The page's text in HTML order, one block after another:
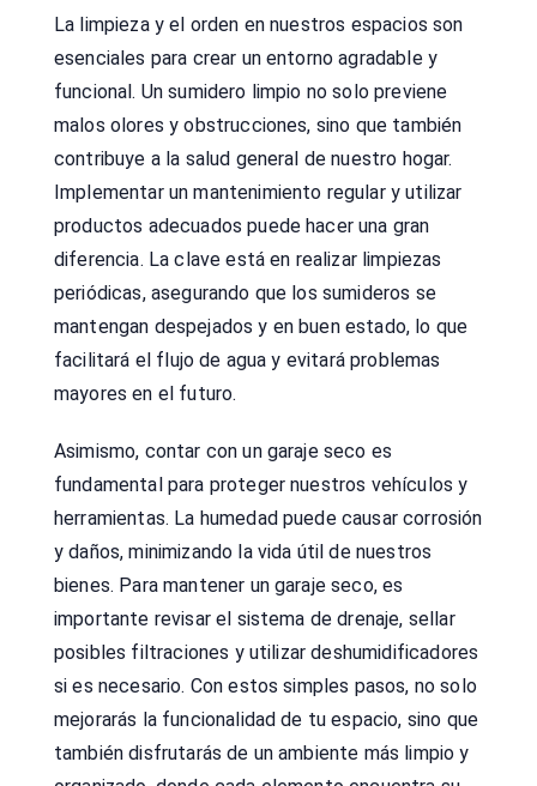
La limpieza y el orden en nuestros espacios son
esenciales para crear un entorno agradable y
funcional. Un sumidero limpio no solo previene
malos olores y obstrucciones, sino que también
contribuye a la salud general de nuestro hogar.
Implementar un mantenimiento regular y utilizar
productos adecuados puede hacer una gran
diferencia. La clave está en realizar limpiezas
periódicas, asegurando que los sumideros se
mantengan despejados y en buen estado, lo que
facilitará el flujo de agua y evitará problemas
mayores en el futuro.
Asimismo, contar con un garaje seco es
fundamental para proteger nuestros vehículos y
herramientas. La humedad puede causar corrosión
y daños, minimizando la vida útil de nuestros
bienes. Para mantener un garaje seco, es
importante revisar el sistema de drenaje, sellar
posibles filtraciones y utilizar deshumidificadores
si es necesario. Con estos simples pasos, no solo
mejorarás la funcionalidad de tu espacio, sino que
también disfrutarás de un ambiente más limpio y